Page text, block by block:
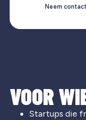
Neem
VOOR
Startups die